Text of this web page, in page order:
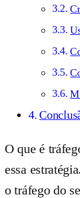
O que é
essa
o tráfego do